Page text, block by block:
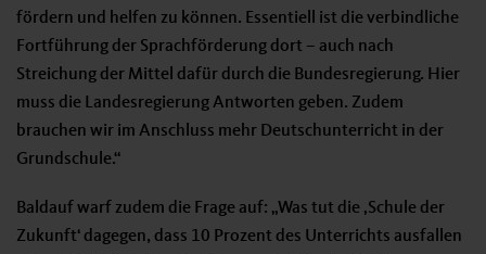
fördern und helfen zu können. Essentiell ist die verbindliche
Fortführung der Sprachförderung dort – auch nach
Streichung der Mittel dafür durch die Bundesregierung. Hier
muss die Landesregierung Antworten geben. Zudem
brauchen wir im Anschluss mehr Deutschunterricht in der
Grundschule.“
Baldauf warf zudem die Frage auf: „Was tut die ‚Schule der
Zukunft‘ dagegen, dass 10 Prozent des Unterrichts ausfallen